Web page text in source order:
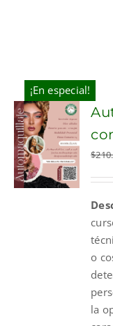
¡En especial!
CART
$
o
la